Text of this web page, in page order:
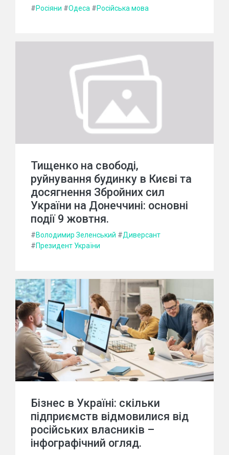
#Росіяни #Одеса #Російська мова
Тищенко на свободі,
руйнування будинку в Києві та
досягнення Збройних сил
України на Донеччині: основні
події 9 жовтня.
#Володимир Зеленський #Диверсант
#Президент України
Бізнес в Україні: скільки
підприємств відмовилися від
російських власників –
інфографічний огляд.